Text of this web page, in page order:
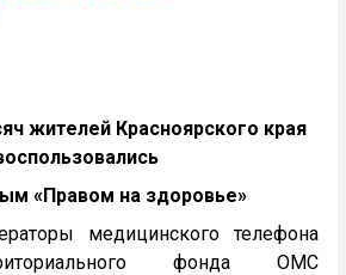
жителей Красноярского края
«Правом на здоровье»
медицинского телефона
фонда ОМС